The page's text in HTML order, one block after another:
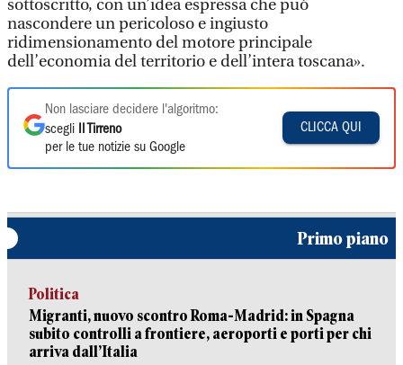
sottoscritto, con un’idea espressa che può
nascondere un pericoloso e ingiusto
ridimensionamento del motore principale
dell’economia del territorio e dell’intera toscana».
Non lasciare decidere l'algoritmo:
scegli
Il Tirreno
per le tue notizie su Google
CLICCA QUI
Primo piano
Politica
Migranti, nuovo scontro Roma-Madrid: in Spagna
subito controlli a frontiere, aeroporti e porti per chi
arriva dall’Italia